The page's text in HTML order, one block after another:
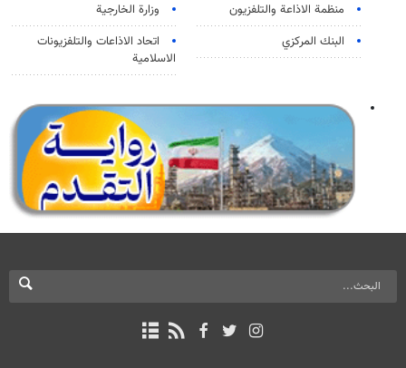
منظمة الاذاعة والتلفزیون
وزارة الخارجية
البنك المركزي
اتحاد الاذاعات والتلفزيونات
الاسلامية